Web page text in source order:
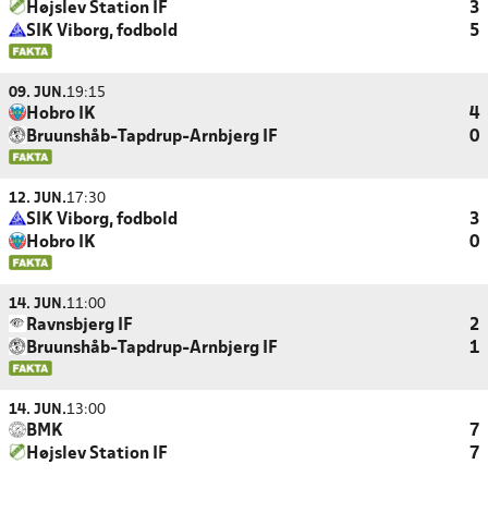
Højslev Station IF
3
SIK Viborg, fodbold
5
09. JUN.19:15
Hobro IK
4
Bruunshåb-Tapdrup-Arnbjerg IF
0
12. JUN.17:30
SIK Viborg, fodbold
3
Hobro IK
0
14. JUN.11:00
Ravnsbjerg IF
2
Bruunshåb-Tapdrup-Arnbjerg IF
1
14. JUN.13:00
BMK
7
Højslev Station IF
7